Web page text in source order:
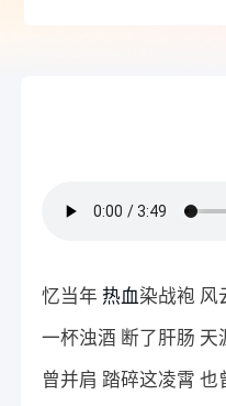
忆当年热血染战袍 风
一杯浊酒 断了肝肠 天
曾并肩 踏碎这凌霄 也